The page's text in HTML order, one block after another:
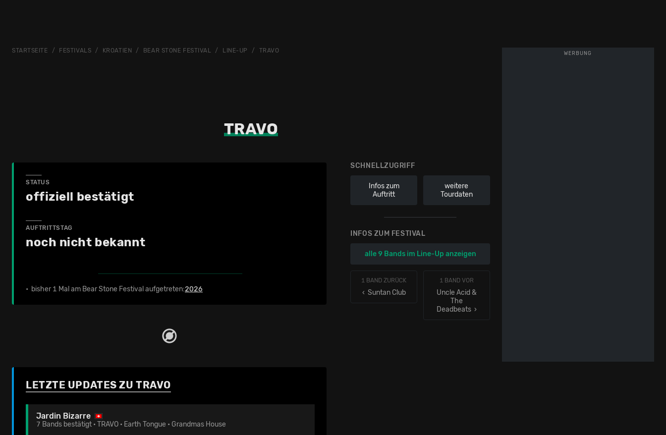
WERBUNG
STARTSEITE FESTIVALS KROATIEN BEAR STONE FESTIVAL LINE-UP TRAVO
TRAVO
SCHNELLZUGRIFF
Infos zum
Auftritt
weitere
Tourdaten
INFOS ZUM FESTIVAL
alle 9 Bands im Line-Up anzeigen
1 BAND ZURÜCK
‹ Suntan Club
1 BAND VOR
Uncle Acid &
The
Deadbeats
STATUS
offiziell bestätigt
AUFTRITTSTAG
noch nicht bekannt
• bisher 1 Mal am Bear Stone Festival aufgetreten:2026
LETZTE UPDATES ZU TRAVO
Jardin Bizarre
7 Bands bestätigt • TRAVO • Earth Tongue • Grandmas House